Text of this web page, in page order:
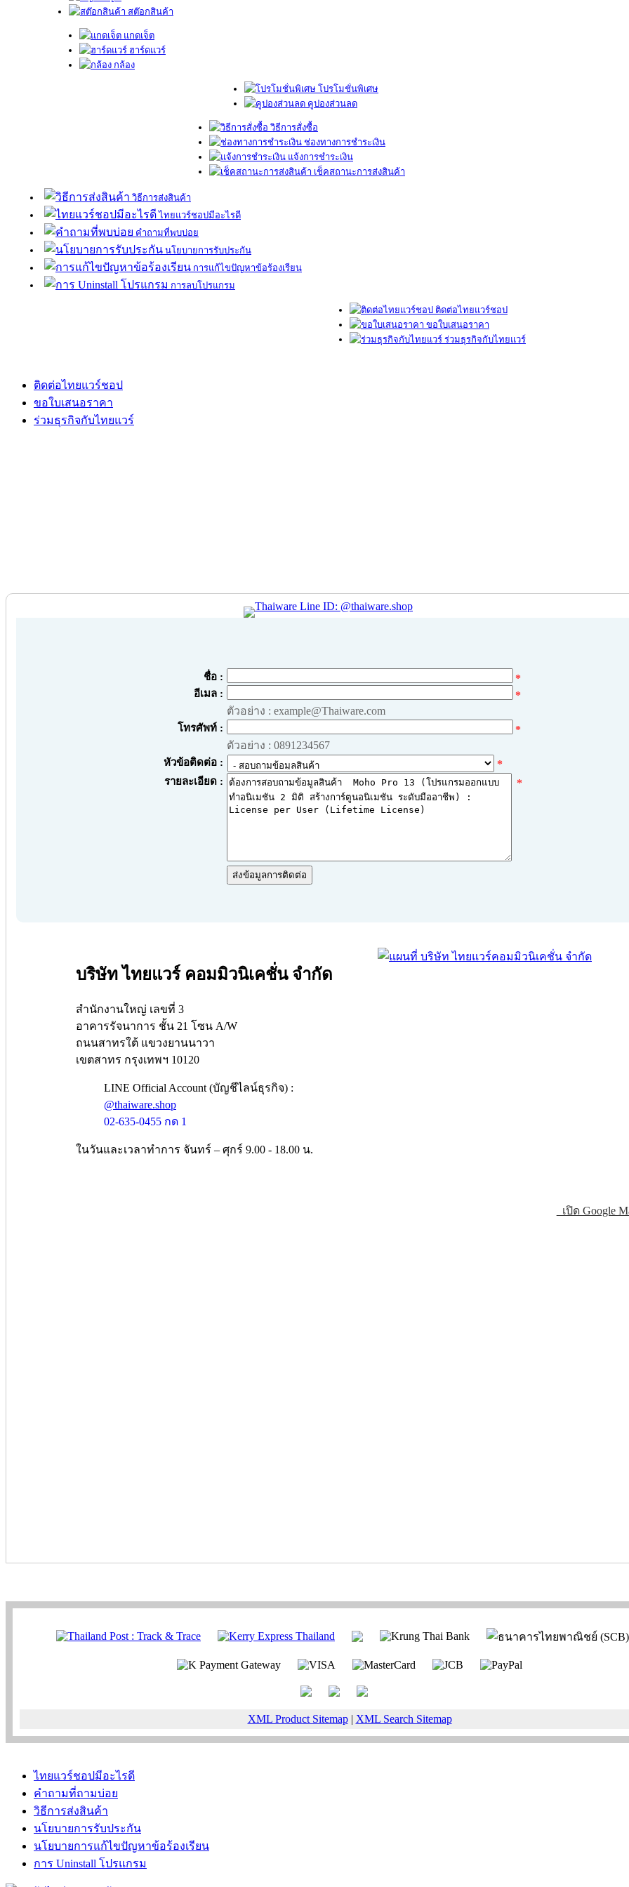
สต๊อกสินค้า
แกดเจ็ต
ฮาร์ดแวร์
กล้อง
โปรโมชั่นพิเศษ
คูปองส่วนลด
วิธีการสั่งซื้อ
ช่องทางการชำระเงิน
แจ้งการชำระเงิน
เช็คสถานะการส่งสินค้า
วิธีการส่งสินค้า
ไทยแวร์ชอปมีอะไรดี
คำถามที่พบบ่อย
นโยบายการรับประกัน
การแก้ไขปัญหาข้อร้องเรียน
การลบโปรแกรม
ติดต่อไทยแวร์ชอป
ขอใบเสนอราคา
ร่วมธุรกิจกับไทยแวร์
ติดต่อไทยแวร์ชอป
ขอใบเสนอราคา
ร่วมธุรกิจกับไทยแวร์
ชื่อ : *
อีเมล :
*
ตัวอย่าง : example@Thaiware.com
โทรศัพท์ :
*
ตัวอย่าง : 0891234567
หัวข้อติดต่อ : *
รายละเอียด : *
บริษัท ไทยแวร์ คอมมิวนิเคชั่น จำกัด
สำนักงานใหญ่ เลขที่ 3
อาคารรัจนาการ ชั้น 21 โซน A/W
ถนนสาทรใต้ แขวงยานนาวา
เขตสาทร กรุงเทพฯ 10120
LINE Official Account (บัญชีไลน์ธุรกิจ) :
@thaiware.shop
02-635-0455 กด 1
ในวันและเวลาทำการ จันทร์ – ศุกร์ 9.00 - 18.00 น.
เปิด Google
XML Product Sitemap| XML Search Sitemap
ไทยแวร์ชอปมีอะไรดี
คำถามที่ถามบ่อย
วิธีการส่งสินค้า
นโยบายการรับประกัน
นโยบายการแก้ไขปัญหาข้อร้องเรียน
การ Uninstall โปรแกรม